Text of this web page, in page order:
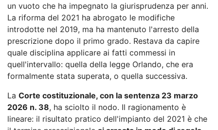
un vuoto che ha impegnato la giurisprudenza per anni.
La riforma del 2021 ha abrogato le modifiche
introdotte nel 2019, ma ha mantenuto l'arresto della
prescrizione dopo il primo grado. Restava da capire
quale disciplina applicare ai fatti commessi in
quell'intervallo: quella della legge Orlando, che era
formalmente stata superata, o quella successiva.
La Corte costituzionale, con la sentenza 23 marzo
2026 n. 38, ha sciolto il nodo. Il ragionamento è
lineare: il risultato pratico dell'impianto del 2021 è che